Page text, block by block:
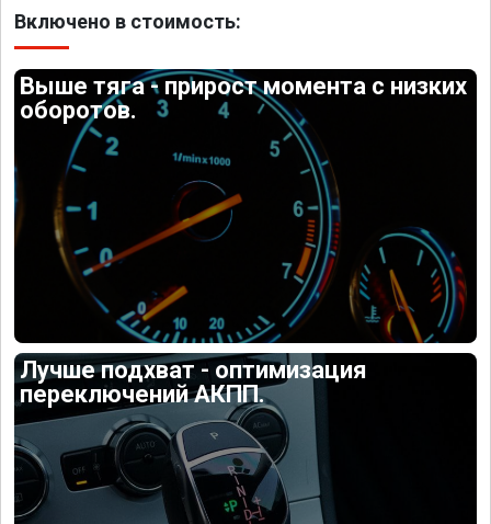
Включено в стоимость:
Выше тяга - прирост момента с низких
оборотов.
Лучше подхват - оптимизация
переключений АКПП.